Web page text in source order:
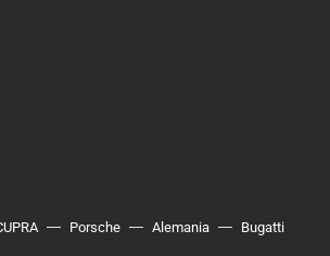
Porsche Alemania Bugatti